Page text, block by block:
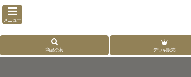
メニュー
商品検索 デッキ販売